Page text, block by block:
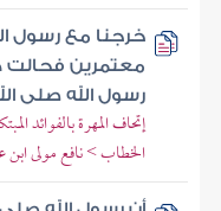
خرجنا مع رسول
معتمرين فحالت
رسول الله صلى
إتحاف المهرة بالفوائد
الخطاب > نافع مولى